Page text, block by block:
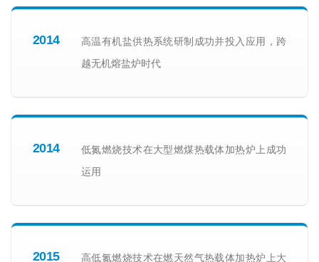
2014
高温有机盐供热系统研制成功并投入应用，跨
越无机熔盐炉时代
2014
低氮燃烧技术在大型燃煤热载体加热炉上成功
运用
2015
高低氮燃烧技术在燃天然气热载体加热炉上大